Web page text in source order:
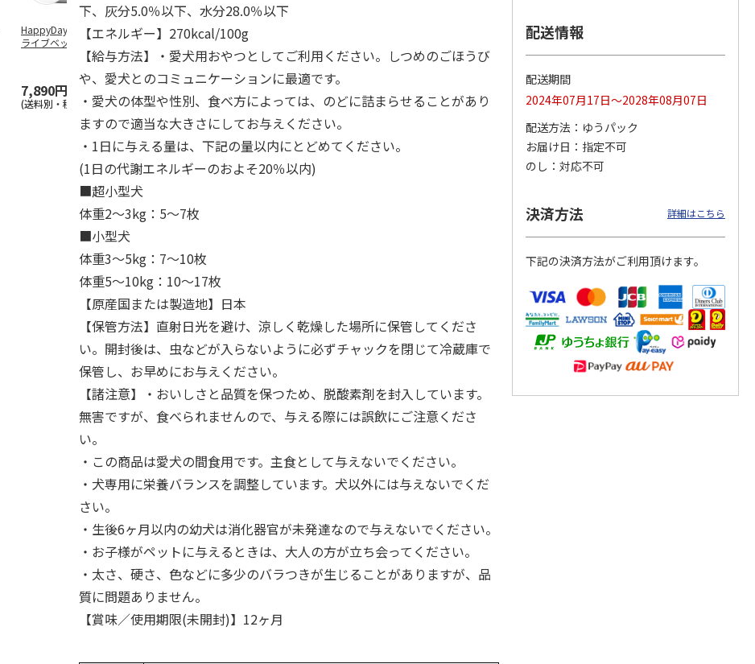
HappyDays 2wayド
ライブベッド グレ
7,890円
(送料別・税込)
獣医師開発 ニオイ
をとる砂専用 猫ト
イレ ナチュラルグ
1,550円
(送料別・税込)
デオトイレ 飛び散
らない消臭・抗菌サ
ンド 4L
1,320円
(送料別・税込)
ぐるぐるボーン型 S
470円
(送料別・税込)
こ用 まぐろ・かつ
120円
(送料別・税込)
ペット線香 虹のか
なた フルーティフ
ローラルの香り
590円
(送料別・税込)
えBOX とりささ…
380円
(送料別・税込)
下、灰分5.0％以下、水分28.0％以下
【エネルギー】270kcal/100g
【給与方法】・愛犬用おやつとしてご利用ください。しつめのごほうび
や、愛犬とのコミュニケーションに最適です。
・愛犬の体型や性別、食べ方によっては、のどに詰まらせることがあり
ますので適当な大きさにしてお与えください。
・1日に与える量は、下記の量以内にとどめてください。
(1日の代謝エネルギーのおよそ20％以内)
■超小型犬
体重2～3kg：5～7枚
■小型犬
体重3～5kg：7～10枚
体重5～10kg：10～17枚
【原産国または製造地】日本
【保管方法】直射日光を避け、涼しく乾燥した場所に保管してくださ
い。開封後は、虫などが入らないように必ずチャックを閉じて冷蔵庫で
保管し、お早めにお与えください。
【諸注意】・おいしさと品質を保つため、脱酸素剤を封入しています。
無害ですが、食べられませんので、与える際には誤飲にご注意くださ
い。
・この商品は愛犬の間食用です。主食として与えないでください。
・犬専用に栄養バランスを調整しています。犬以外には与えないでくだ
さい。
・生後6ヶ月以内の幼犬は消化器官が未発達なので与えないでください。
・お子様がペットに与えるときは、大人の方が立ち会ってください。
・太さ、硬さ、色などに多少のバラつきが生じることがありますが、品
質に問題ありません。
【賞味／使用期限(未開封)】12ヶ月
配送情報
配送期間
2024年07月17日～2028年08月07日
配送方法
ゆうパック
お届け日
指定不可
のし
対応不可
決済方法 詳細はこちら
下記の決済方法がご利用頂けます。